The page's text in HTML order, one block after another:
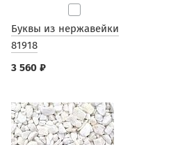
Буквы из нержавейки
81918
3 560 ₽